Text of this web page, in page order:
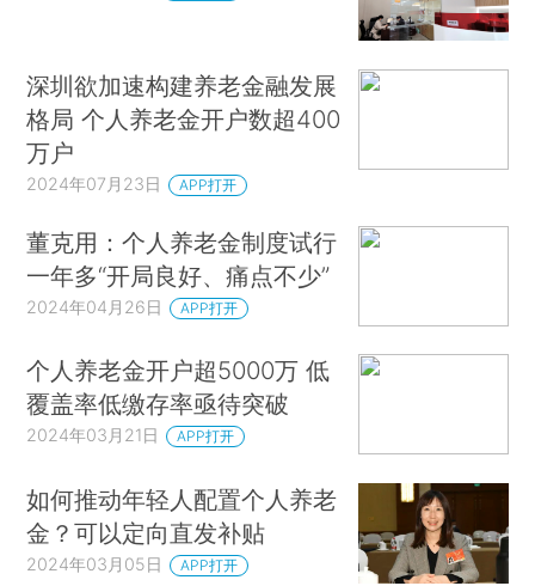
深圳欲加速构建养老金融发展
格局 个人养老金开户数超400
万户
2024年07月23日 APP打开
董克用：个人养老金制度试行
一年多“开局良好、痛点不少”
2024年04月26日 APP打开
个人养老金开户超5000万 低
覆盖率低缴存率亟待突破
2024年03月21日 APP打开
如何推动年轻人配置个人养老
金？可以定向直发补贴
2024年03月05日 APP打开